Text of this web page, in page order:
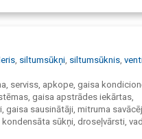
siltumsūkņi siltumsūknis
serviss, apkope, gaisa
gaisa apstrādes iekārtas,
gaisa sausinātāji, mitruma
sūkņi, droseļvārsti,